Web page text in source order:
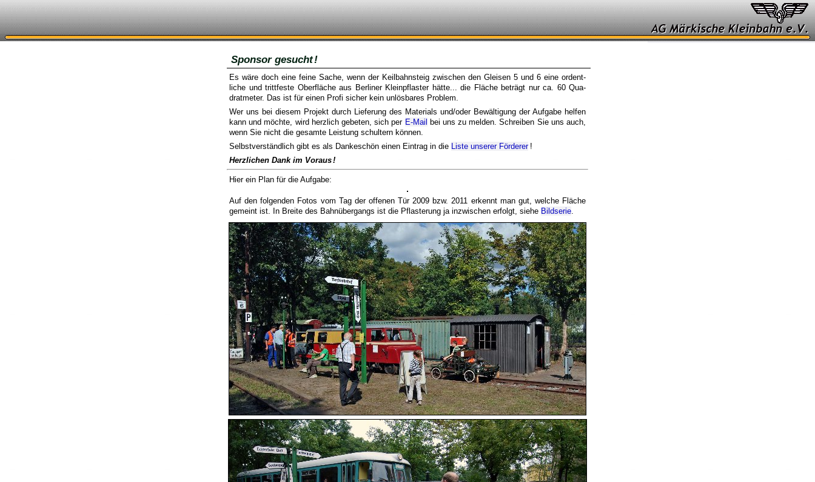
Sponsor gesucht!
Es wäre doch eine feine Sache, wenn der Keilbahn­steig zwischen den Gleisen 5 und 6 eine or­dent­
liche und tritt­feste Oberfläche aus Berliner Klein­pflaster hätte... die Fläche beträgt nur ca. 60 Qua­
dratmeter. Das ist für einen Profi sicher kein unlösbares Problem.
Wer uns bei diesem Projekt durch Lieferung des Materials und/oder Bewältigung der Aufgabe helfen
kann und möchte, wird herzlich gebeten, sich per E-Mail
bei uns zu melden. Schreiben Sie uns auch,
wenn Sie nicht die gesamte Leistung schultern können.
Selbstverständlich gibt es als Dankeschön einen Eintrag in die
Liste unserer Förderer!
Herzlichen Dank im Voraus!
Hier ein Plan für die Aufgabe:
Auf den folgenden Fotos vom Tag der offenen Tür 2009 bzw. 2011 erkennt man gut, welche Fläche
gemeint ist. In Breite des Bahn­über­gangs ist die Pflasterung ja inzwi­schen erfolgt, siehe Bildserie